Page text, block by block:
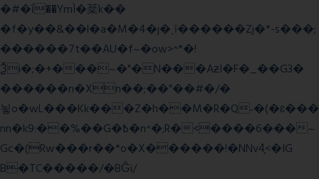
�#�ΐ��YmÌ�棻k��
�f�y��&��l�a�M�4�j�ˎī������Zj�*-s���;
������7t� �AU�f~�ow>^*�!
Ѯi�;�+���~�"�N���AƶI�F�_��G3�
������n�Xn��;��"��#�/�
뇧o�wL���Kk���Z�h��M�R�Q˶�(�ɛ���
nn�k9:��%��G�߿�n^�;R�<����6���~
Gc�(Rw���r��*o�X������!�NNv4̙<�IG
B�TC�����/�BĜï/